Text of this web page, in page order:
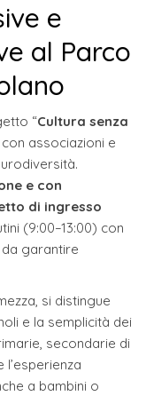
e
al Parco
“Cultura senza
associazioni e
e con
di ingresso
(9:00–13:00) con
garantire
si distingue
e la semplicità dei
secondarie di
a bambini o